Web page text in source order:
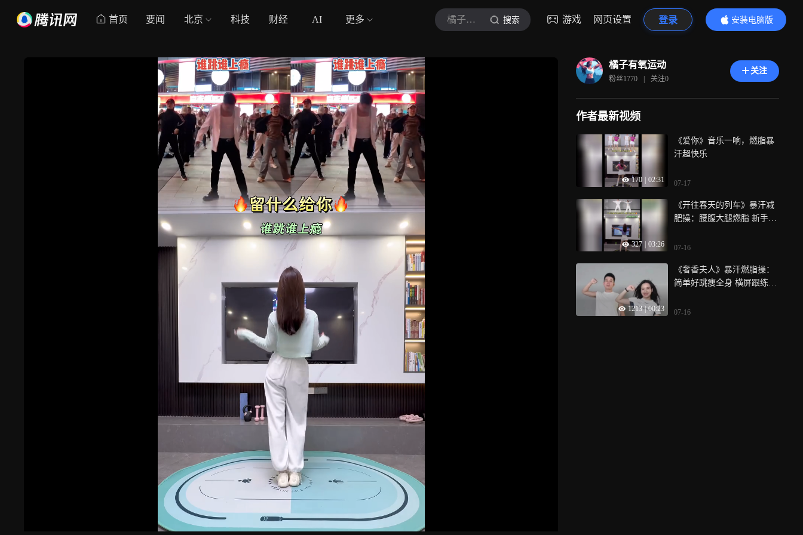
首页 要闻 北京 科技 财经 AI 更多 橘子有氧运动 搜索 游戏 网页设置 登录
安装电脑版
内容更精彩
橘子有氧运动
粉丝1770 | 关注0
关注
作者最新视频
170 02:31
《爱你》音乐一响，燃脂暴
汗超快乐
07-17
327 03:26
《开往春天的列车》暴汗减
肥操：腰腹大腿燃脂 新手友
07-16
1213 | 00:23
《奢香夫人》暴汗燃脂操：
简单好跳瘦全身 横屏跟练超
07-16